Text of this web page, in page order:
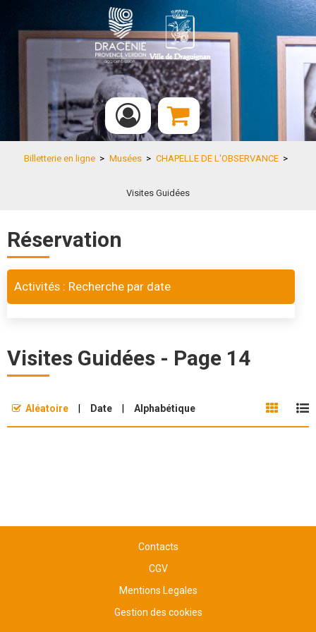
Billetterie en ligne > Musées > CHAPELLE DE L'OBSERVANCE >
Visites Guidées
Réservation
Activités : Recherche par date
Visites Guidées - Page 14
Aléatoire Date Alphabétique
Contacts
CGV
Mentions Legales
Gestion des cookies